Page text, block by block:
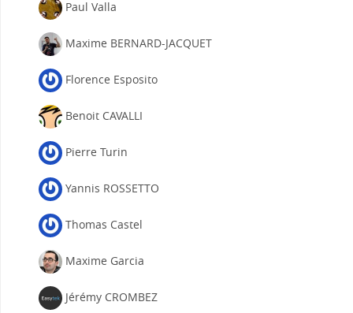
Paul Valla
Maxime BERNARD-JACQUET
Florence Esposito
Benoit CAVALLI
Pierre Turin
Yannis ROSSETTO
Thomas Castel
Maxime Garcia
Jérémy CROMBEZ